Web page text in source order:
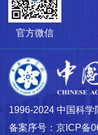
官方微信
1996-2024 中国科
备案序号：京ICP备